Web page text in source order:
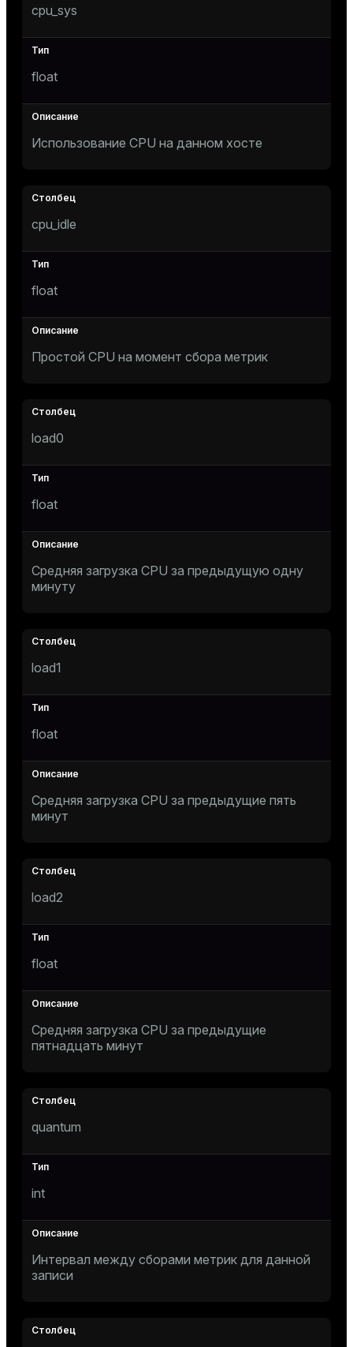
cpu_sys
float
Использование CPU на данном хосте
cpu_idle
float
Простой CPU на момент сбора метрик
load0
float
Средняя загрузка CPU за предыдущую одну
минуту
load1
float
Средняя загрузка CPU за предыдущие пять
минут
load2
float
Средняя загрузка CPU за предыдущие
пятнадцать минут
quantum
int
Интервал между сборами метрик для данной
записи